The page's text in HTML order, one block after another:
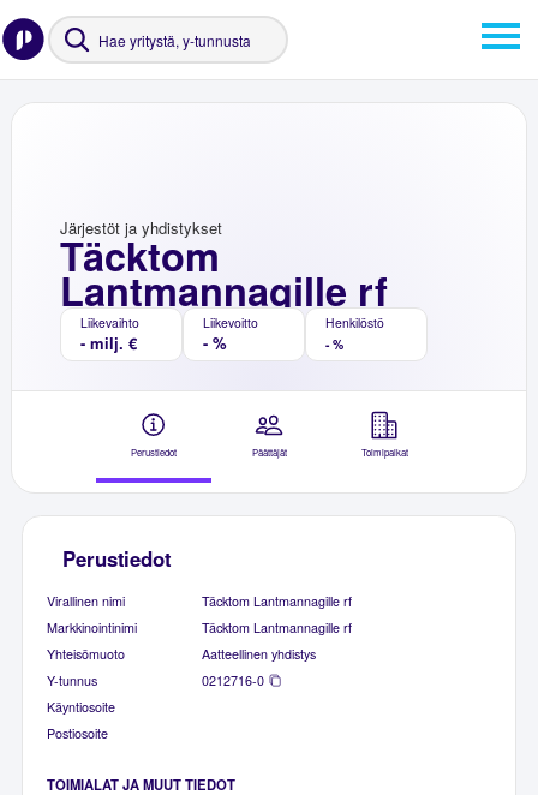
Täcktom
Lantmannagille rf
Järjestöt ja yhdistykset
Liikevaihto
- milj. €
Liikevoitto
- %
Henkilöstö
- %
Perustiedot Päättäjät Toimipaikat
Perustiedot
Virallinen nimi
Täcktom Lantmannagille rf
Markkinointinimi
Täcktom Lantmannagille rf
Yhteisömuoto
Aatteellinen yhdistys
Y-tunnus
0212716-0
Käyntiosoite
Postiosoite
TOIMIALAT JA MUUT TIEDOT